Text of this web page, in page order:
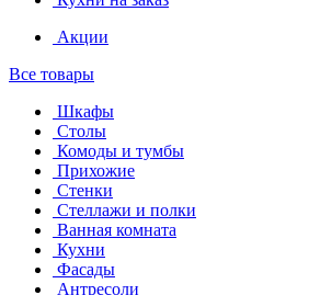
Акции
Все товары
Шкафы
Столы
Комоды и тумбы
Прихожие
Стенки
Стеллажи и полки
Ванная комната
Кухни
Фасады
Антресоли